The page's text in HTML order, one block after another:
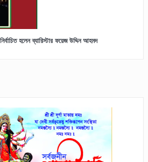
হলেন ব্যারিস্টার ফয়েজ উদ্দিন আহমদ